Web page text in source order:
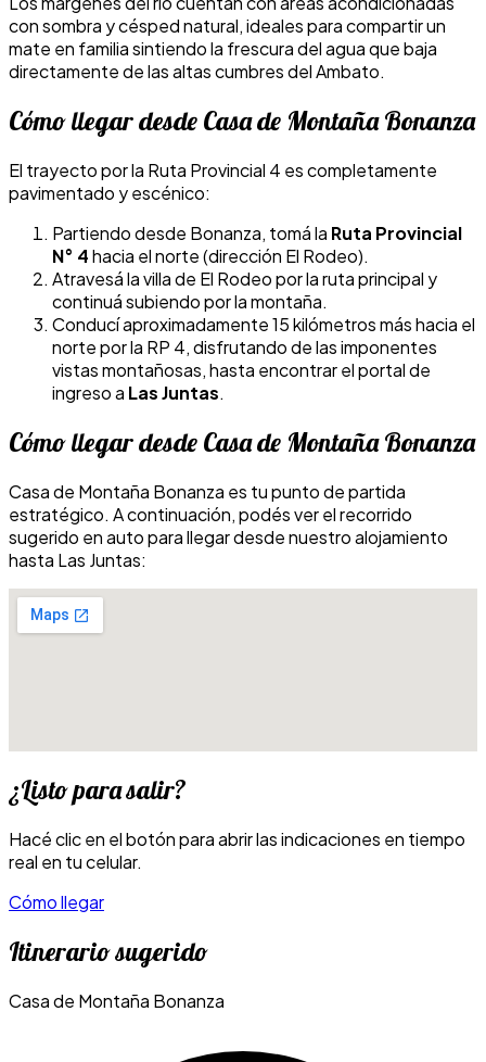
con sombra y césped natural, ideales para compartir un
mate en familia sintiendo la frescura del agua que baja
directamente de las altas cumbres del Ambato.
Cómo llegar desde Casa de Montaña Bonanza
El trayecto por la Ruta Provincial 4 es completamente
pavimentado y escénico:
Partiendo desde Bonanza, tomá la Ruta Provincial
N° 4hacia el norte (dirección El Rodeo).
Atravesá la villa de El Rodeo por la ruta principal y
continuá subiendo por la montaña.
Conducí aproximadamente 15 kilómetros más hacia el
norte por la RP 4, disfrutando de las imponentes
vistas montañosas, hasta encontrar el portal de
ingreso a Las Juntas.
Cómo llegar desde Casa de Montaña Bonanza
Casa de Montaña Bonanza es tu punto de partida
estratégico. A continuación, podés ver el recorrido
sugerido en auto para llegar desde nuestro alojamiento
hasta Las Juntas:
¿Listo para salir?
Hacé clic en el botón para abrir las indicaciones en tiempo
real en tu celular.
Cómo llegar
Itinerario sugerido
Casa de Montaña Bonanza